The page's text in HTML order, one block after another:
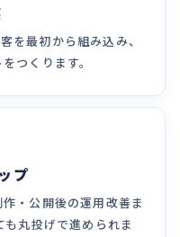
を最初から組み込み、
つくります。
プ
・公開後の運用改善ま
丸投げで進められま